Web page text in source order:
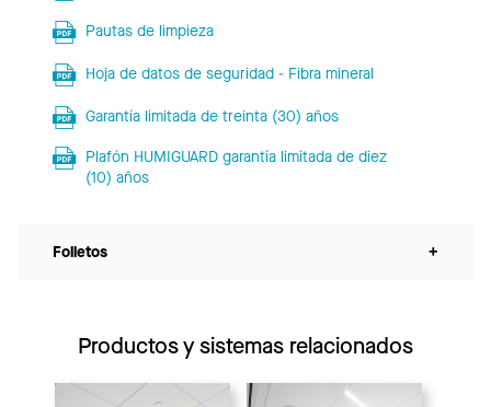
Pautas de limpieza
Hoja de datos de seguridad - Fibra mineral
Garantía limitada de treinta (30) años
Plafón HUMIGUARD garantía limitada de diez
(10) años
Folletos +
Productos y sistemas relacionados